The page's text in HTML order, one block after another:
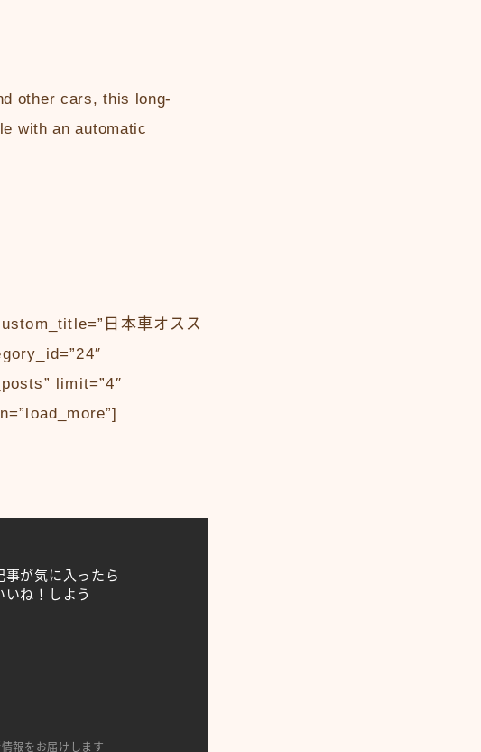
other cars, this long-
with an automatic
日本車オスス
limit=”4″
事が気に入ったら
いね！しよう
報をお届けします